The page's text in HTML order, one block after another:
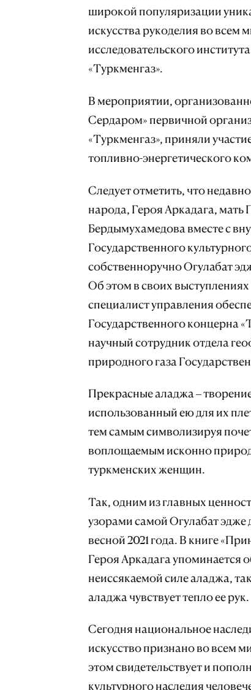
широкой популяризации
искусства рукоделия во всем
исследовательского
«Туркменгаз».
В мероприятии,
Сердаром» первичной
«Туркменгаз», приняли
топливно-энергетического
Следует отметить, что
народа, Героя Аркадага, мать
Бердымухамедова вместе с
Государственного
собственноручно Огулабат
Об этом в своих
специалист управления
Государственного концерна
научный сотрудник отдела
природного газа
Прекрасные аладжа –
использованный ею для их
тем самым символизируя
воплощаемым исконно
туркменских женщин.
Так, одним из главных
узорами самой Огулабат эдже
весной 2021 года. В книге
Героя Аркадага упоминается
неиссякаемой силе аладжа,
аладжа чувствует тепло ее рук.
Сегодня национальное
искусство признано во всем
этом свидетельствует и
культурного наследия